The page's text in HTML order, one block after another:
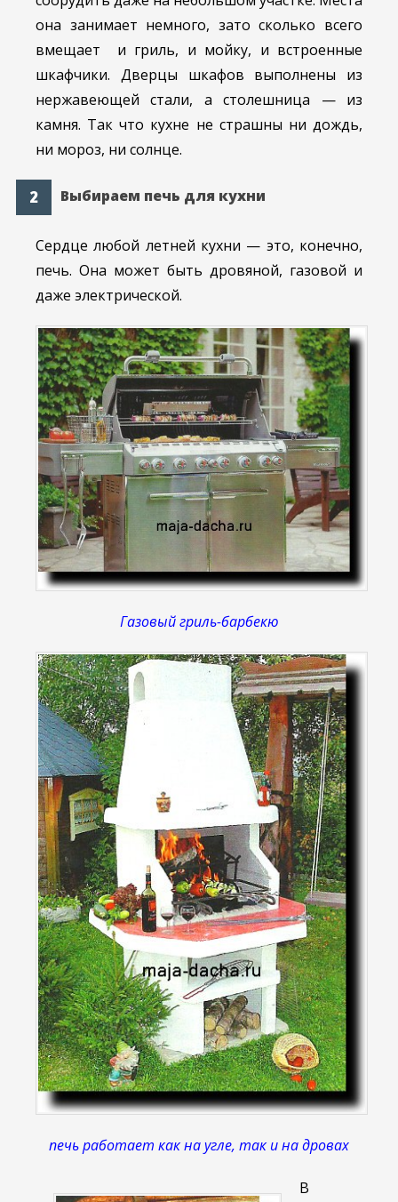
она занимает немного, зато сколько всего
вмещает и гриль, и мойку, и встроенные
шкафчики. Дверцы шкафов выполнены из
нержавеющей стали, а столешница — из
камня. Так что кухне не страшны ни дождь,
ни мороз, ни солнце.
Выбираем печь для кухни
Сердце любой летней кухни — это, конечно,
печь. Она может быть дровяной, газовой и
даже электрической.
Газовый гриль-барбекю
печь работает как на угле, так и на дровах
В